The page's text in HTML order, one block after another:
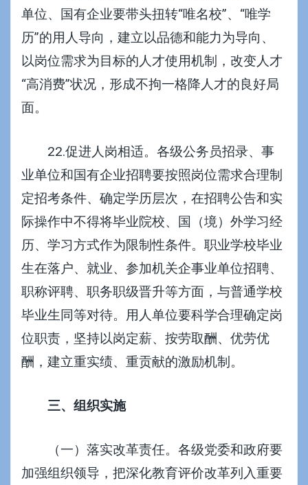
单位、国有企业要带头扭转“唯名校”、“唯学
历”的用人导向，建立以品德和能力为导向、
以岗位需求为目标的人才使用机制，改变人才
“高消费”状况，形成不拘一格降人才的良好局
面。
22.促进人岗相适。各级公务员招录、事
业单位和国有企业招聘要按照岗位需求合理制
定招考条件、确定学历层次，在招聘公告和实
际操作中不得将毕业院校、国（境）外学习经
历、学习方式作为限制性条件。职业学校毕业
生在落户、就业、参加机关企事业单位招聘、
职称评聘、职务职级晋升等方面，与普通学校
毕业生同等对待。用人单位要科学合理确定岗
位职责，坚持以岗定薪、按劳取酬、优劳优
酬，建立重实绩、重贡献的激励机制。
三、组织实施
（一）落实改革责任。各级党委和政府要
加强组织领导，把深化教育评价改革列入重要